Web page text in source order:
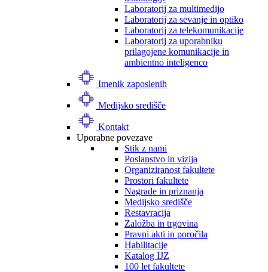
Laboratorij za multimedijo
Laboratorij za sevanje in optiko
Laboratorij za telekomunikacije
Laboratorij za uporabniku
prilagojene komunikacije in
ambientno inteligenco
Imenik zaposlenih
Medijsko središče
Kontakt
Uporabne povezave
Stik z nami
Poslanstvo in vizija
Organiziranost fakultete
Prostori fakultete
Nagrade in priznanja
Medijsko središče
Restavracija
Založba in trgovina
Pravni akti in poročila
Habilitacije
Katalog IJZ
100 let fakultete